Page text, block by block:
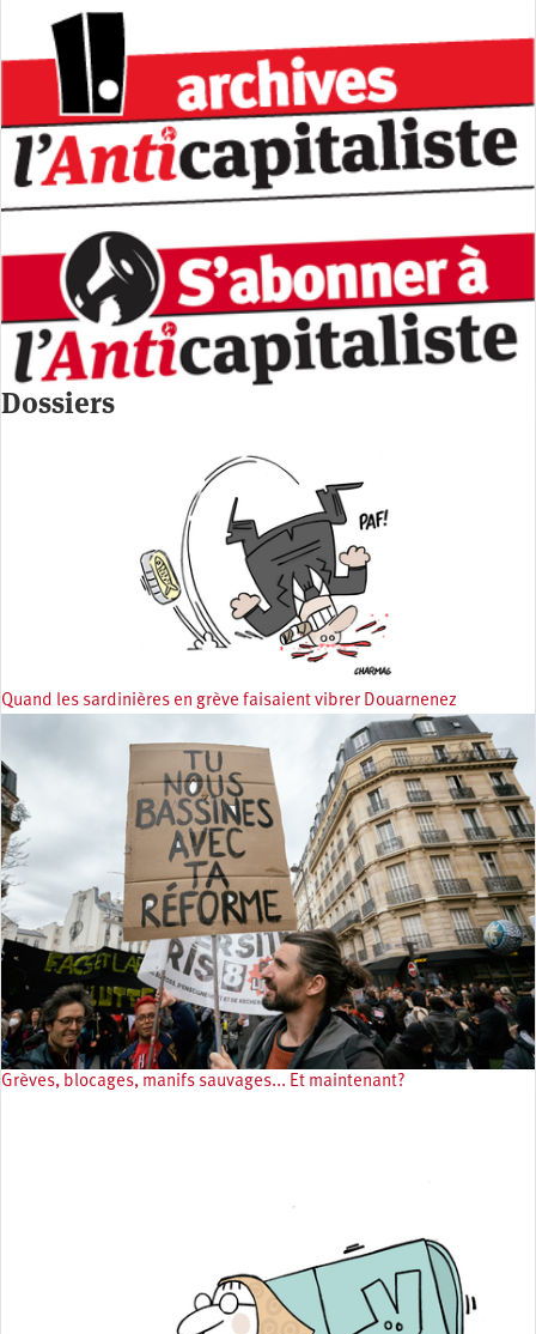
Dossiers
Quand les sardinières en grève faisaient vibrer Douarnenez
Grèves, blocages, manifs sauvages... Et maintenant?